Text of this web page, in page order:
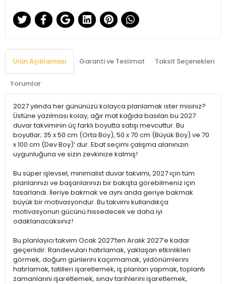
Ürün Açıklaması Garanti ve Teslimat Taksit Seçenekleri
Yorumlar
2027 yılında her gününüzü kolayca planlamak ister misiniz?
Üstüne yazılması kolay, ağır mat kağıda basılan bu 2027
duvar takviminin üç farklı boyutta satışı mevcuttur. Bu
boyutlar; 35 x 50 cm (Orta Boy), 50 x 70 cm (Büyük Boy) ve 70
x 100 cm (Dev Boy)’ dur. Ebat seçimi çalışma alanınızın
uygunluğuna ve sizin zevkinize kalmış!
Bu süper işlevsel, minimalist duvar takvimi, 2027 için tüm
planlarınızı ve başarılarınızı bir bakışta görebilmeniz için
tasarlandı. İleriye bakmak ve aynı anda geriye bakmak
büyük bir motivasyondur. Bu takvimi kullandıkça
motivasyonun gücünü hissedecek ve daha iyi
odaklanacaksınız!
Bu planlayıcı takvim Ocak 2027’ten Aralık 2027’e kadar
geçerlidir. Randevuları hatırlamak, yaklaşan etkinlikleri
görmek, doğum günlerini kaçırmamak, yıldönümlerini
hatırlamak, tatilleri işaretlemek, iş planları yapmak, toplantı
zamanlarını işaretlemek, sınav tarihlerini işaretlemek,